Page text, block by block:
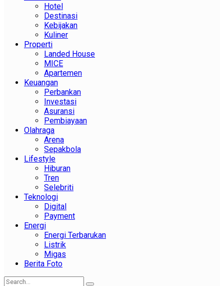
Hotel
Destinasi
Kebijakan
Kuliner
Properti
Landed House
MICE
Apartemen
Keuangan
Perbankan
Investasi
Asuransi
Pembiayaan
Olahraga
Arena
Sepakbola
Lifestyle
Hiburan
Tren
Selebriti
Teknologi
Digital
Payment
Energi
Energi Terbarukan
Listrik
Migas
Berita Foto